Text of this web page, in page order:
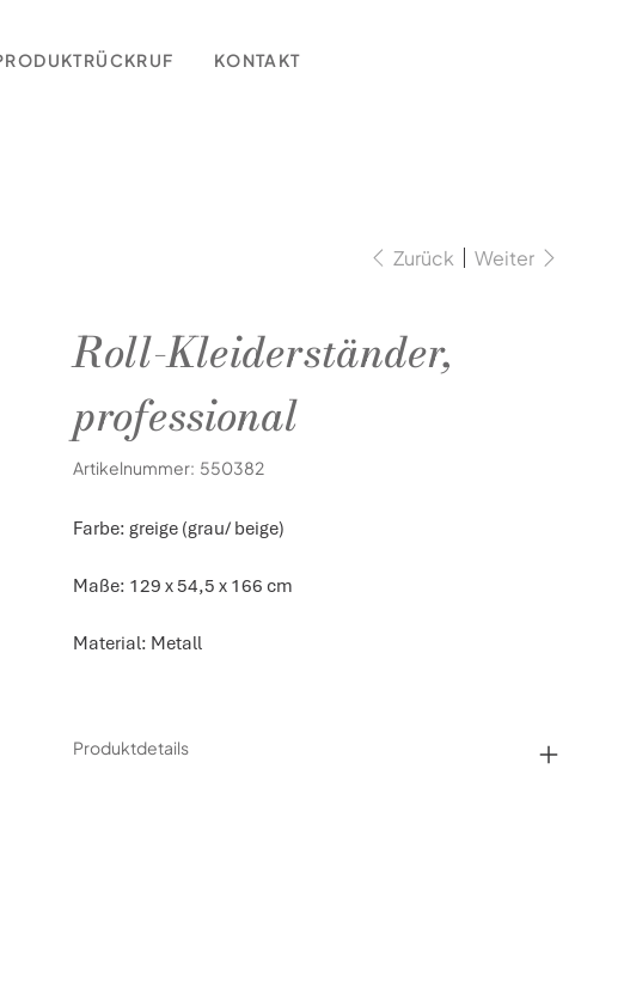
KONTAKT
Zurück Weiter
Roll-Kleiderständer,
professional
Artikelnummer: Artikelnummer:
550382
550382
Farbe: greige (grau/ beige)
Maße: 129 x 54,5 x 166 cm
Material: Metall
Produktdetails